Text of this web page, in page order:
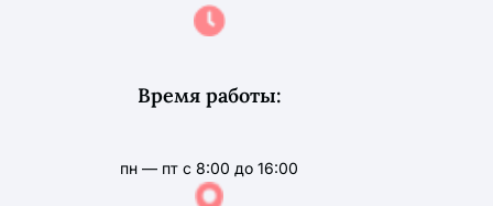
Время работы:
пн — пт с 8:00 до 16:00